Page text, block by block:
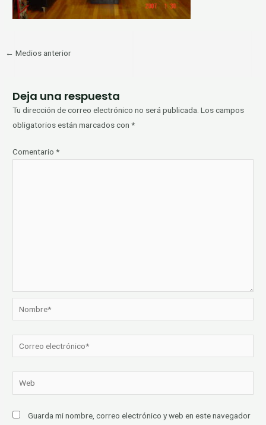
← Medios anterior
Deja una respuesta
Tu dirección de correo electrónico no será publicada. Los campos
obligatorios están marcados con*
Comentario*
Nombre*
electrónico*
Guarda mi nombre, correo electrónico y web en este navegador